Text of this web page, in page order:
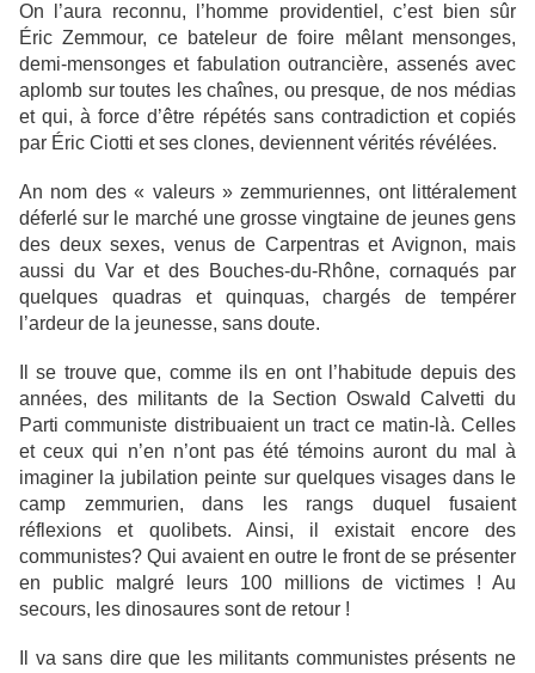
On l’aura reconnu, l’homme providentiel, c’est bien sûr
Éric Zemmour, ce bateleur de foire mêlant mensonges,
demi-mensonges et fabulation outrancière, assenés avec
aplomb sur toutes les chaînes, ou presque, de nos médias
et qui, à force d’être répétés sans contradiction et copiés
par Éric Ciotti et ses clones, deviennent vérités révélées.
An nom des « valeurs » zemmuriennes, ont littéralement
déferlé sur le marché une grosse vingtaine de jeunes gens
des deux sexes, venus de Carpentras et Avignon, mais
aussi du Var et des Bouches-du-Rhône, cornaqués par
quelques quadras et quinquas, chargés de tempérer
l’ardeur de la jeunesse, sans doute.
Il se trouve que, comme ils en ont l’habitude depuis des
années, des militants de la Section Oswald Calvetti du
Parti communiste distribuaient un tract ce matin-là. Celles
et ceux qui n’en n’ont pas été témoins auront du mal à
imaginer la jubilation peinte sur quelques visages dans le
camp zemmurien, dans les rangs duquel fusaient
réflexions et quolibets. Ainsi, il existait encore des
communistes? Qui avaient en outre le front de se présenter
en public malgré leurs 100 millions de victimes ! Au
secours, les dinosaures sont de retour !
Il va sans dire que les militants communistes présents ne